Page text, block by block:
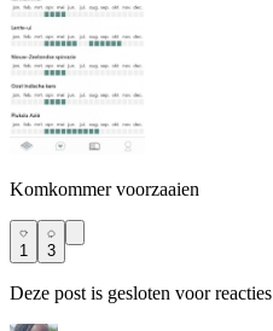
Komkommer voorzaaien
1 3
Deze post is gesloten voor reacties